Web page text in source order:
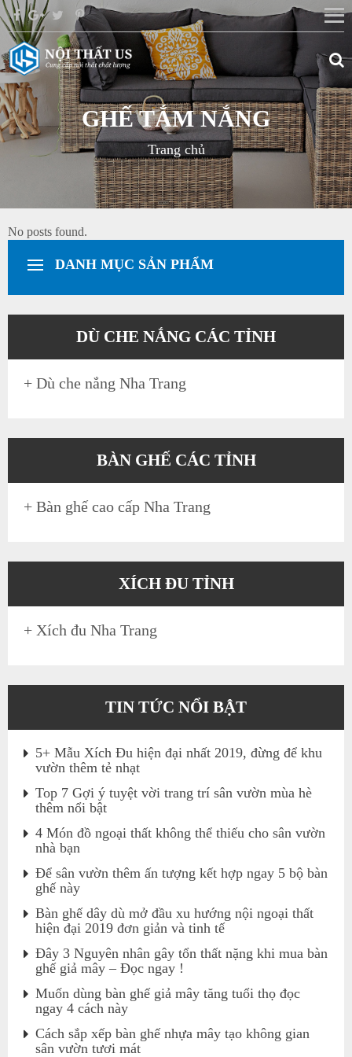
GHẾ TẮM NẮNG
Trang chủ
No posts found.
DANH MỤC SẢN PHẨM
DÙ CHE NẮNG CÁC TỈNH
+ Dù che nắng Nha Trang
BÀN GHẾ CÁC TỈNH
+ Bàn ghế cao cấp Nha Trang
XÍCH ĐU TỈNH
+ Xích đu Nha Trang
TIN TỨC NỔI BẬT
5+ Mẫu Xích Đu hiện đại nhất 2019, đừng để khu
vườn thêm tẻ nhạt
Top 7 Gợi ý tuyệt vời trang trí sân vườn mùa hè
thêm nổi bật
4 Món đồ ngoại thất không thể thiếu cho sân vườn
nhà bạn
Để sân vườn thêm ấn tượng kết hợp ngay 5 bộ bàn
ghế này
Bàn ghế dây dù mở đầu xu hướng nội ngoại thất
hiện đại 2019 đơn giản và tinh tế
Đây 3 Nguyên nhân gây tổn thất nặng khi mua bàn
ghế giả mây – Đọc ngay !
Muốn dùng bàn ghế giả mây tăng tuổi thọ đọc
ngay 4 cách này
Cách sắp xếp bàn ghế nhựa mây tạo không gian
sân vườn tươi mát